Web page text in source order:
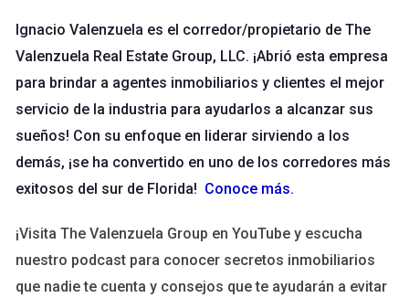
Caso de estudio 2: Inversiones
comerciales
Las inversiones comerciales también requieren un liderazgo
sólido. Recientemente trabajé con un inversor que estaba
interesado en adquirir propiedades para oficinas. Hicimos un
análisis exhaustivo del mercado y encontramos una tendencia
hacia espacios más flexibles y colaborativos. Esta decisión
Lecciones aprendidas
Investigar tendencias del mercado es fundamental.
Ignacio Valenzuela es el corredor/propietario de The
Valenzuela Real Estate Group, LLC. ¡Abrió esta empresa
para brindar a agentes inmobiliarios y clientes el mejor
servicio de la industria para ayudarlos a alcanzar sus
sueños! Con su enfoque en liderar sirviendo a los
demás, ¡se ha convertido en uno de los corredores más
exitosos del sur de Florida! Conoce más.
¡Visita The Valenzuela Group en YouTube y escucha
nuestro podcast para conocer secretos inmobiliarios
que nadie te cuenta y consejos que te ayudarán a evitar